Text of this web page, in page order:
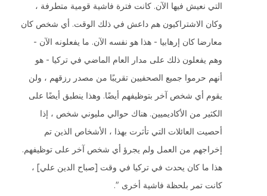
التي نعيش فيها الآن. كانت فترة فاشية قومية متطرفة ،
وكان الاشتراكيون هم داعش في ذلك الوقت. أي شخص كان
معارضا كان إرهابيا - هذا هو نفسه الآن. ما يفعلونه الآن -
وهم يفعلون ذلك على مدار العام الماضي في تركيا - هو
أنهم حرموا جميع الصحفيين تقريبًا من مصدر رزقهم ، ولن
يقوم أي شخص آخر بتوظيفهم أيضًا. وهذا ينطبق أيضًا على
الكثير من الأكاديميين. هناك حوالي مليوني شخص ، إذا
أحصيت العائلات التي تأثرت بهذا ، الأشخاص الذين تم
إخراجهم من العمل ولم يجرؤ أي شخص آخر على توظيفهم.
هذا ما كان يحدث في تركيا في وقت [صباح الدين علي] ،
كانت تمر بلحظة فاشية أخرى ".